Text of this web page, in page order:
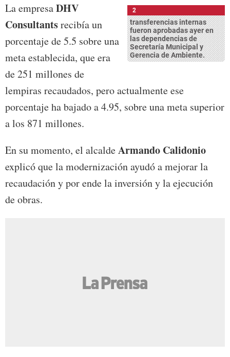
2
transferencias internas
fueron aprobadas ayer en
las dependencias de
Secretaría Municipal y
Gerencia de Ambiente.
La empresaDHV
Consultantsrecibía un
porcentaje de 5.5 sobre una
meta establecida, que era
de 251 millones de
lempiras recaudados, pero actualmente ese
porcentaje ha bajado a 4.95, sobre una meta superior
a los 871 millones.
En su momento, el alcaldeArmando Calidonio
explicó que la modernización ayudó a mejorar la
recaudación y por ende la inversión y la ejecución
de obras.